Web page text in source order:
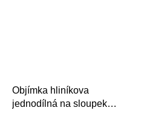
Objímka hliníkova
jednodílná na sloupek